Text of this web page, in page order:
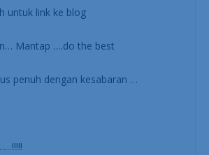
untuk link ke blog
Mantap ….do the best
penuh dengan kesabaran …